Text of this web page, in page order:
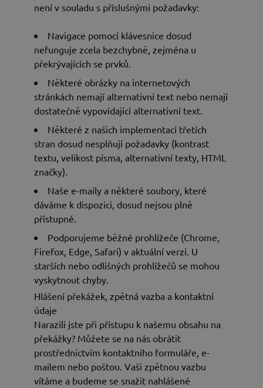
není v souladu s příslušnými požadavky:
Navigace pomocí klávesnice dosud
nefunguje zcela bezchybně, zejména u
překrývajících se prvků.
Některé obrázky na internetových
stránkách nemají alternativní text nebo nemají
dostatečně vypovídající alternativní text.
Některé z našich implementací třetích
stran dosud nesplňují požadavky (kontrast
textu, velikost písma, alternativní texty, HTML
značky).
Naše e-maily a některé soubory, které
dáváme k dispozici, dosud nejsou plně
přístupné.
Podporujeme běžné prohlížeče (Chrome,
Firefox, Edge, Safari) v aktuální verzi. U
starších nebo odlišných prohlížečů se mohou
vyskytnout chyby.
Hlášení překážek, zpětná vazba a kontaktní
údaje
Narazili jste při přístupu k našemu obsahu na
překážky? Můžete se na nás obrátit
prostřednictvím kontaktního formuláře, e-
mailem nebo poštou. Vaši zpětnou vazbu
vítáme a budeme se snažit nahlášené